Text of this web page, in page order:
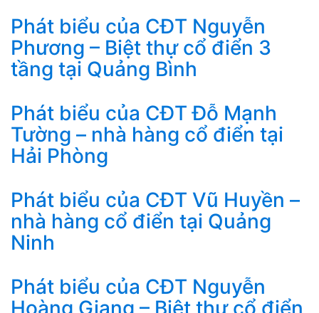
Phát biểu của CĐT Nguyễn
Phương – Biệt thự cổ điển 3
tầng tại Quảng Bình
Phát biểu của CĐT Đỗ Mạnh
Tường – nhà hàng cổ điển tại
Hải Phòng
Phát biểu của CĐT Vũ Huyền –
nhà hàng cổ điển tại Quảng
Ninh
Phát biểu của CĐT Nguyễn
Hoàng Giang – Biệt thự cổ điển